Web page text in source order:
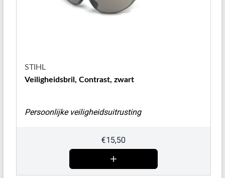
STIHL
Veiligheidsbril, Contrast, zwart
Persoonlijke veiligheidsuitrusting
€15,50